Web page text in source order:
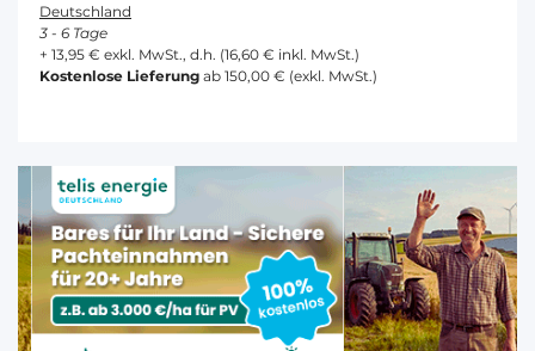
Deutschland
3 - 6 Tage
+ 13,95 € exkl. MwSt., d.h. (16,60 € inkl. MwSt.)
Kostenlose Lieferung ab 150,00 € (exkl. MwSt.)